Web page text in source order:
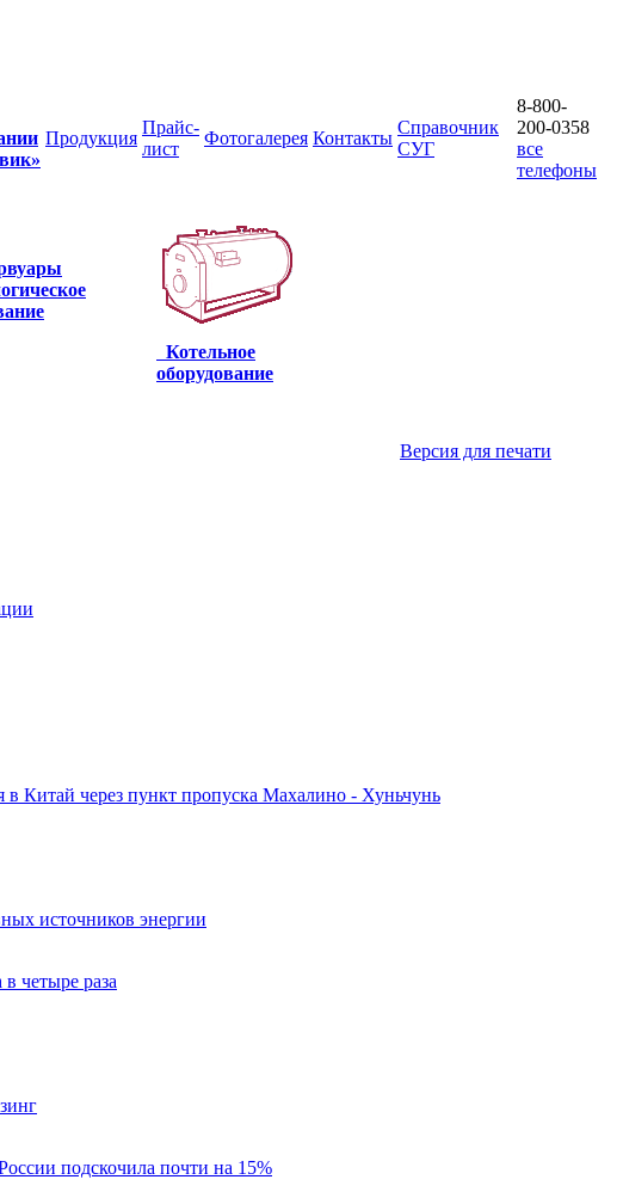
Продукция
Прайс-
лист
Фотогалерея Контакты
Справочник
СУГ
8-800-
200-0358
все
телефоны
Котельное
оборудование
Версия для печати
Китай через пункт пропуска Махалино - Хуньчунь
источников энергии
четыре раза
подскочила почти на 15%